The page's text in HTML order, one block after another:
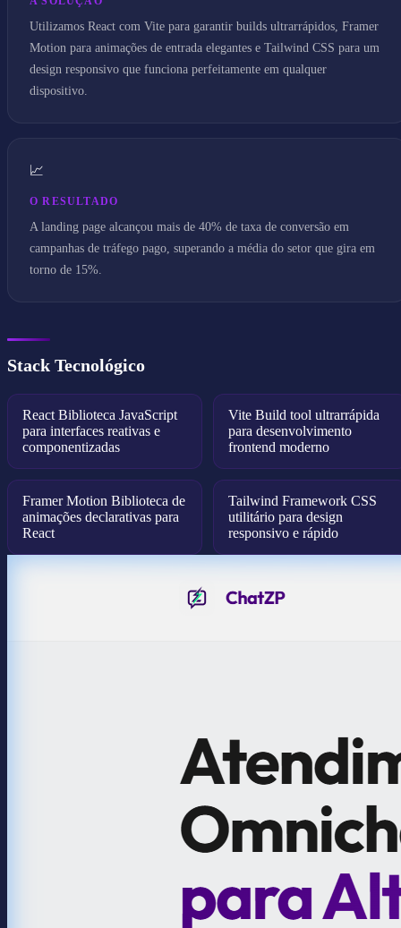
Utilizamos React com Vite para garantir builds ultrarrápidos, Framer
Motion para animações de entrada elegantes e Tailwind CSS para um
design responsivo que funciona perfeitamente em qualquer
dispositivo.
📈
O RESULTADO
A landing page alcançou mais de 40% de taxa de conversão em
campanhas de tráfego pago, superando a média do setor que gira em
torno de 15%.
Stack Tecnológico
React Biblioteca JavaScript
para interfaces reativas e
componentizadas
Vite Build tool ultrarrápida
para desenvolvimento
frontend moderno
Framer Motion Biblioteca de
animações declarativas para
React
Tailwind Framework CSS
utilitário para design
responsivo e rápido